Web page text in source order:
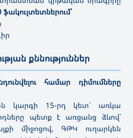
ֆակուլտետներում՝
քննություններ
համար դիմումները
կարգի 15-րդ կետ` առկա
պետք է առցանց ձևով՝
միջոցով, ԳԹԿ ուղարկեն